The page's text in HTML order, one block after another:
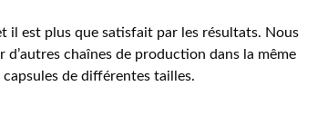
il est plus que satisfait par les résultats. Nous
chaînes de production dans la même
de différentes tailles.